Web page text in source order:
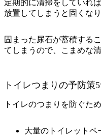
定期的に清掃をしていれ
放置してしまうと固くな
固まった尿石が蓄積する
てしまうので、こまめな
トイレつまりの予防策
トイレのつまりを防ぐた
大量のトイレットペ